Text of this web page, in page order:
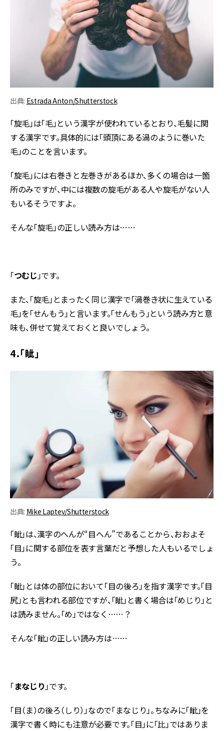
出典: Estrada Anton/Shutterstock
「旋毛」は「毛」という漢字が使われているとおり、毛髪に関
する漢字です。具体的には「頭頂にある渦のように巻いた
毛」のことを言います。
「旋毛」には右巻きと左巻きがあるほか、多くの場合は一箇
所のみですが、中には複数の旋毛がある人や旋毛がない人
もいるそうですよ。
そんな「旋毛」の正しい読み方は……
「つむじ」です。
また、「旋毛」とまったく同じ漢字で「渦巻き状に生えている
毛」を「せんもう」と言います。「せんもう」という読み方と意
味も、併せて覚えておくと良いでしょう。
4．「眦」
出典: Mike Laptev/Shutterstock
「眦」は、漢字のへんが“目へん”であることから、おおよそ
「目」に関する部位を表す言葉だと予想した人もいるでしょ
う。
「眦」とは体の部位において「目の後ろ」を指す漢字です。「目
尻」とも言われる部位ですが、「眦」と書く場合は「めじり」と
は読みません。「め」ではなく……？
そんな「眦」の正しい読み方は……
「まなじり」です。
「目（ま）の後ろ（しり）」なので「まなじり」。ちなみに「眦」を
漢字で書く時にも注意が必要です。「目」に「比」ではありま